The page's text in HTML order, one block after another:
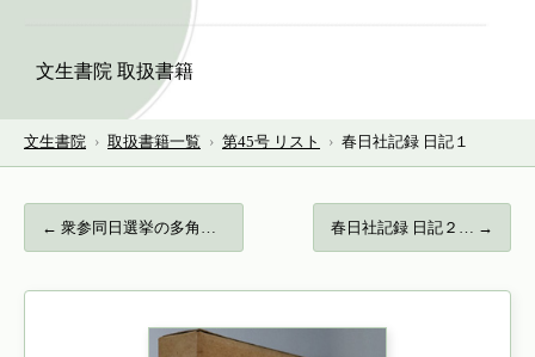
文生書院 取扱書籍
文生書院 › 取扱書籍一覧 › 第45号 リスト › 春日社記録 日記１
← 衆参同日選挙の多角的分析… 春日社記録 日記２… →